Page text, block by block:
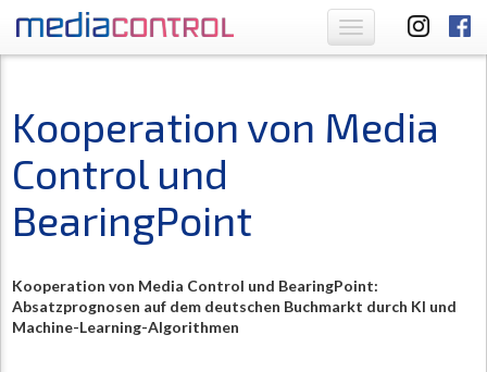
Toggle
navigation
Kooperation von Media
Control und
BearingPoint
Kooperation von Media Control und BearingPoint:
Absatzprognosen auf dem deutschen Buchmarkt durch KI und
Machine-Learning-Algorithmen